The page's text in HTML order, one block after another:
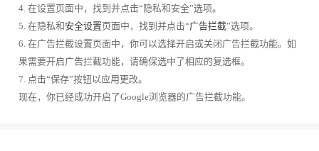
4. 在设置页面中，找到并点击“隐私和安全”选项。
5. 在隐私和安全设置页面中，找到并点击“广告拦截”选项。
6. 在广告拦截设置页面中，你可以选择开启或关闭广告拦截功能。如
果需要开启广告拦截功能，请确保选中了相应的复选框。
7. 点击“保存”按钮以应用更改。
现在，你已经成功开启了Google浏览器的广告拦截功能。